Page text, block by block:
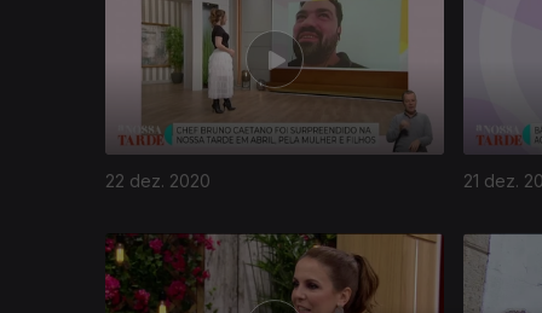
22 dez. 2020 21 dez.
511773